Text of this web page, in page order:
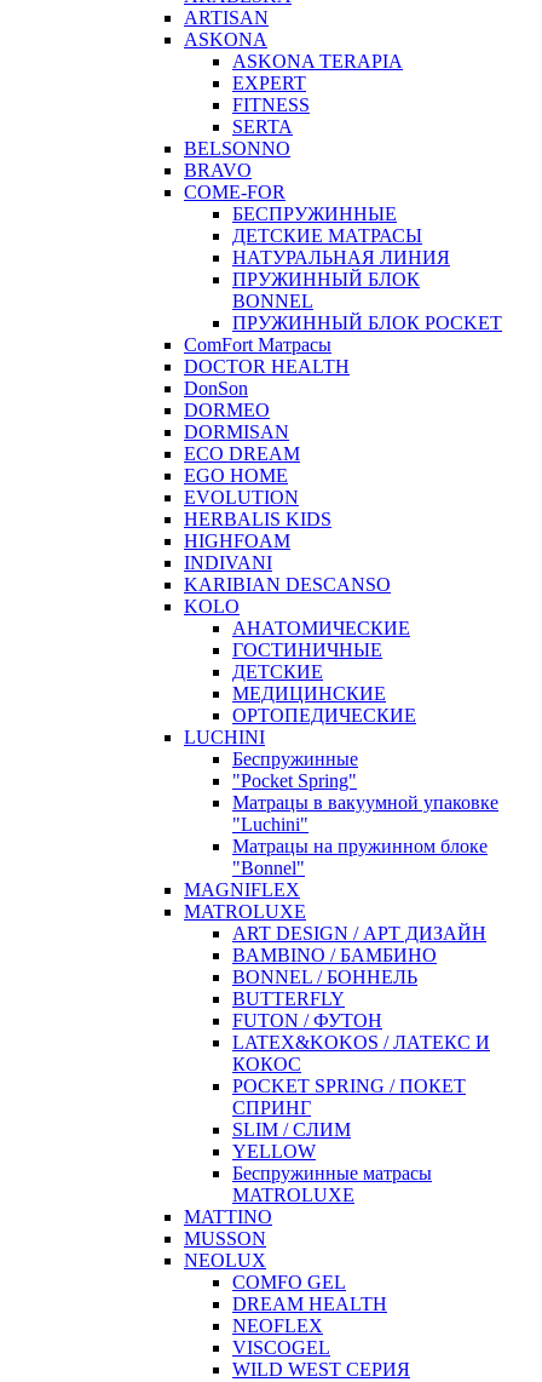
ARTISAN
ASKONA
ASKONA TERAPIA
EXPERT
FITNESS
SERTA
BELSONNO
BRAVO
COME-FOR
БЕСПРУЖИННЫЕ
ДЕТСКИЕ МАТРАСЫ
НАТУРАЛЬНАЯ ЛИНИЯ
ПРУЖИННЫЙ БЛОК
BONNEL
ПРУЖИННЫЙ БЛОК POCKET
ComFort Матрасы
DOCTOR HEALTH
DonSon
DORMEO
DORMISAN
ECO DREAM
EGO HOME
EVOLUTION
HERBALIS KIDS
HIGHFOAM
INDIVANI
KARIBIAN DESCANSO
KOLO
АНАТОМИЧЕСКИЕ
ГОСТИНИЧНЫЕ
ДЕТСКИЕ
МЕДИЦИНСКИЕ
ОРТОПЕДИЧЕСКИЕ
LUCHINI
Беспружинные
"Pocket Spring"
Матрацы в вакуумной упаковке
"Luchini"
Матрацы на пружинном блоке
"Bonnel"
MAGNIFLEX
MATROLUXE
ART DESIGN / АРТ ДИЗАЙН
BAMBINO / БАМБИНО
BONNEL / БОННЕЛЬ
BUTTERFLY
FUTON / ФУТОН
LATEX&KOKOS / ЛАТЕКС И
КОКОС
POCKET SPRING / ПОКЕТ
СПРИНГ
SLIM / СЛИМ
YELLOW
Беспружинные матрасы
MATROLUXE
MATTINO
MUSSON
NEOLUX
COMFO GEL
DREAM HEALTH
NEOFLEX
VISCOGEL
WILD WEST СЕРИЯ